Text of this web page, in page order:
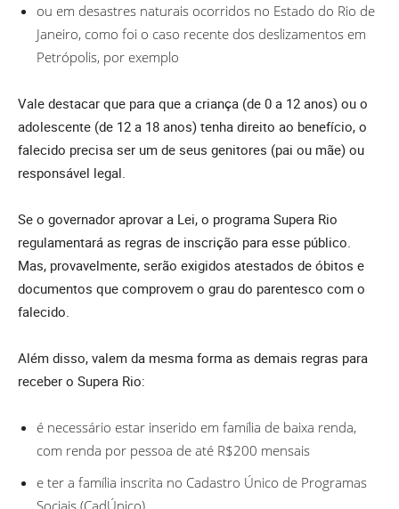
ou em desastres naturais ocorridos no Estado do Rio de
Janeiro, como foi o caso recente dos deslizamentos em
Petrópolis, por exemplo
Vale destacar que para que a criança (de 0 a 12 anos) ou o
adolescente (de 12 a 18 anos) tenha direito ao benefício, o
falecido precisa ser um de seus genitores (pai ou mãe) ou
responsável legal.
Se o governador aprovar a Lei, o programa Supera Rio
regulamentará as regras de inscrição para esse público.
Mas, provavelmente, serão exigidos atestados de óbitos e
documentos que comprovem o grau do parentesco com o
falecido.
Além disso, valem da mesma forma as demais regras para
receber o Supera Rio:
é necessário estar inserido em família de baixa renda,
com renda por pessoa de até R$200 mensais
e ter a família inscrita no Cadastro Único de Programas
Sociais (CadÚnico)